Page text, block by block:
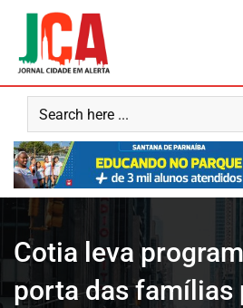
content
Cotia leva
porta das famílias